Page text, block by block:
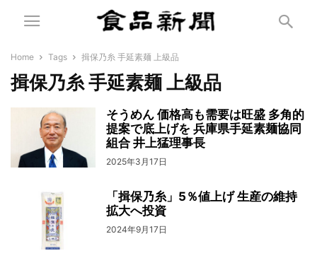
Home Tags 揖保乃糸 手延素麺 上級品
揖保乃糸 手延素麺 上級品
そうめん 価格高も需要は旺盛 多角的
提案で底上げを 兵庫県手延素麺協同
組合 井上猛理事長
2025年3月17日
「揖保乃糸」5％値上げ 生産の維持
拡大へ投資
2024年9月17日